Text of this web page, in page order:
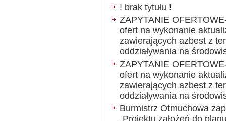
! brak tytułu !
ZAPYTANIE
ofert na wykonanie
zawierających azbest z
oddziaływania na
ZAPYTANIE
ofert na wykonanie
zawierających azbest z
oddziaływania na
Burmistrz Otmuchowa
„Projektu założeń do